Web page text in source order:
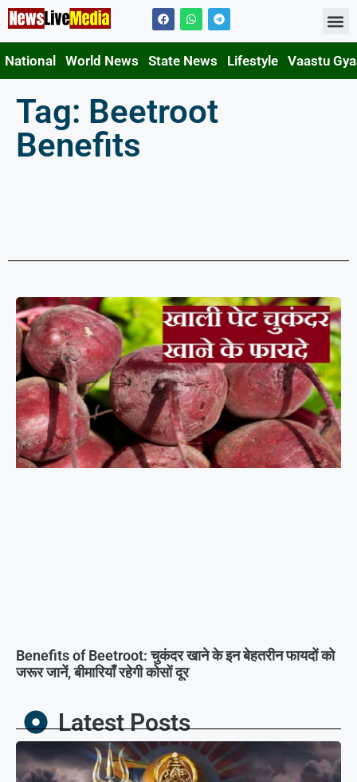
National World News State News Lifestyle Vaastu
Tag: Beetroot
Benefits
Benefits of Beetroot: चुकंदर खाने के इन बेहतरीन फायदों को
जरूर जानें, बीमारियाँ रहेगी कोसों दूर
Latest Posts